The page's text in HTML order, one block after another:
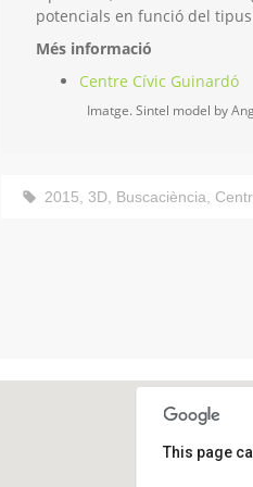
potencials en funció del
Més informació
Centre Cívic Guinardó
Imatge. Sintel model by
2015, 3D, Buscaciència,
This page